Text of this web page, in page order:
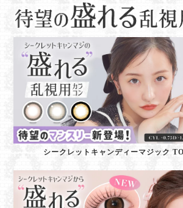
シークレットキャンディーマジック